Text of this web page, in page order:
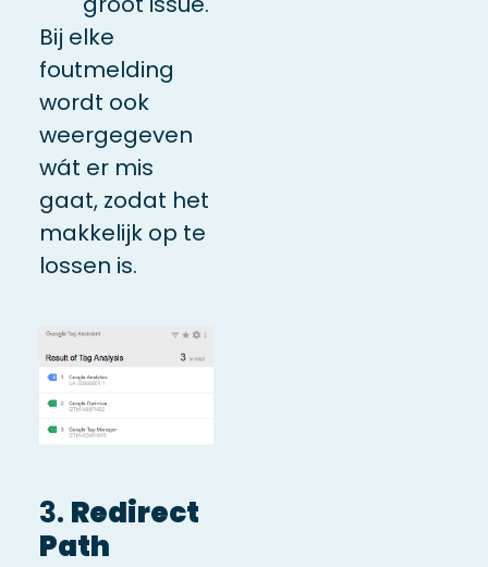
Bij elke
foutmelding
wordt ook
weergegeven
wát er mis
gaat, zodat het
makkelijk op te
lossen is.
3. Redirect
Path